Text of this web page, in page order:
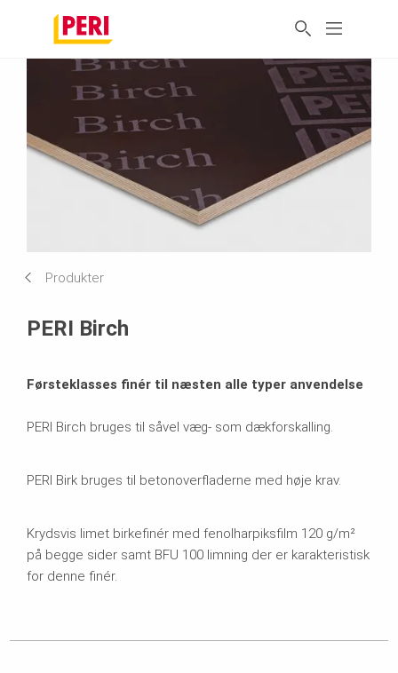
Produkter
PERI Birch
Førsteklasses finér til næsten alle typer anvendelse
PERI Birch bruges til såvel væg- som dækforskalling.
PERI Birk bruges til betonoverfladerne med høje krav.
Krydsvis limet birkefinér med fenolharpiksfilm 120 g/m²
på begge sider samt BFU 100 limning der er karakteristisk
for denne finér.